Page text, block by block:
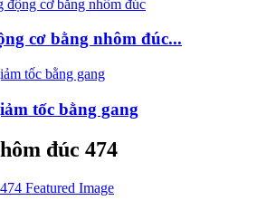
cơ bằng nhôm đúc...
tốc bằng gang
đúc 474